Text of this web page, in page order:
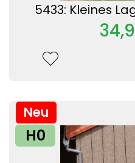
5433: Kleines
H0
Neu